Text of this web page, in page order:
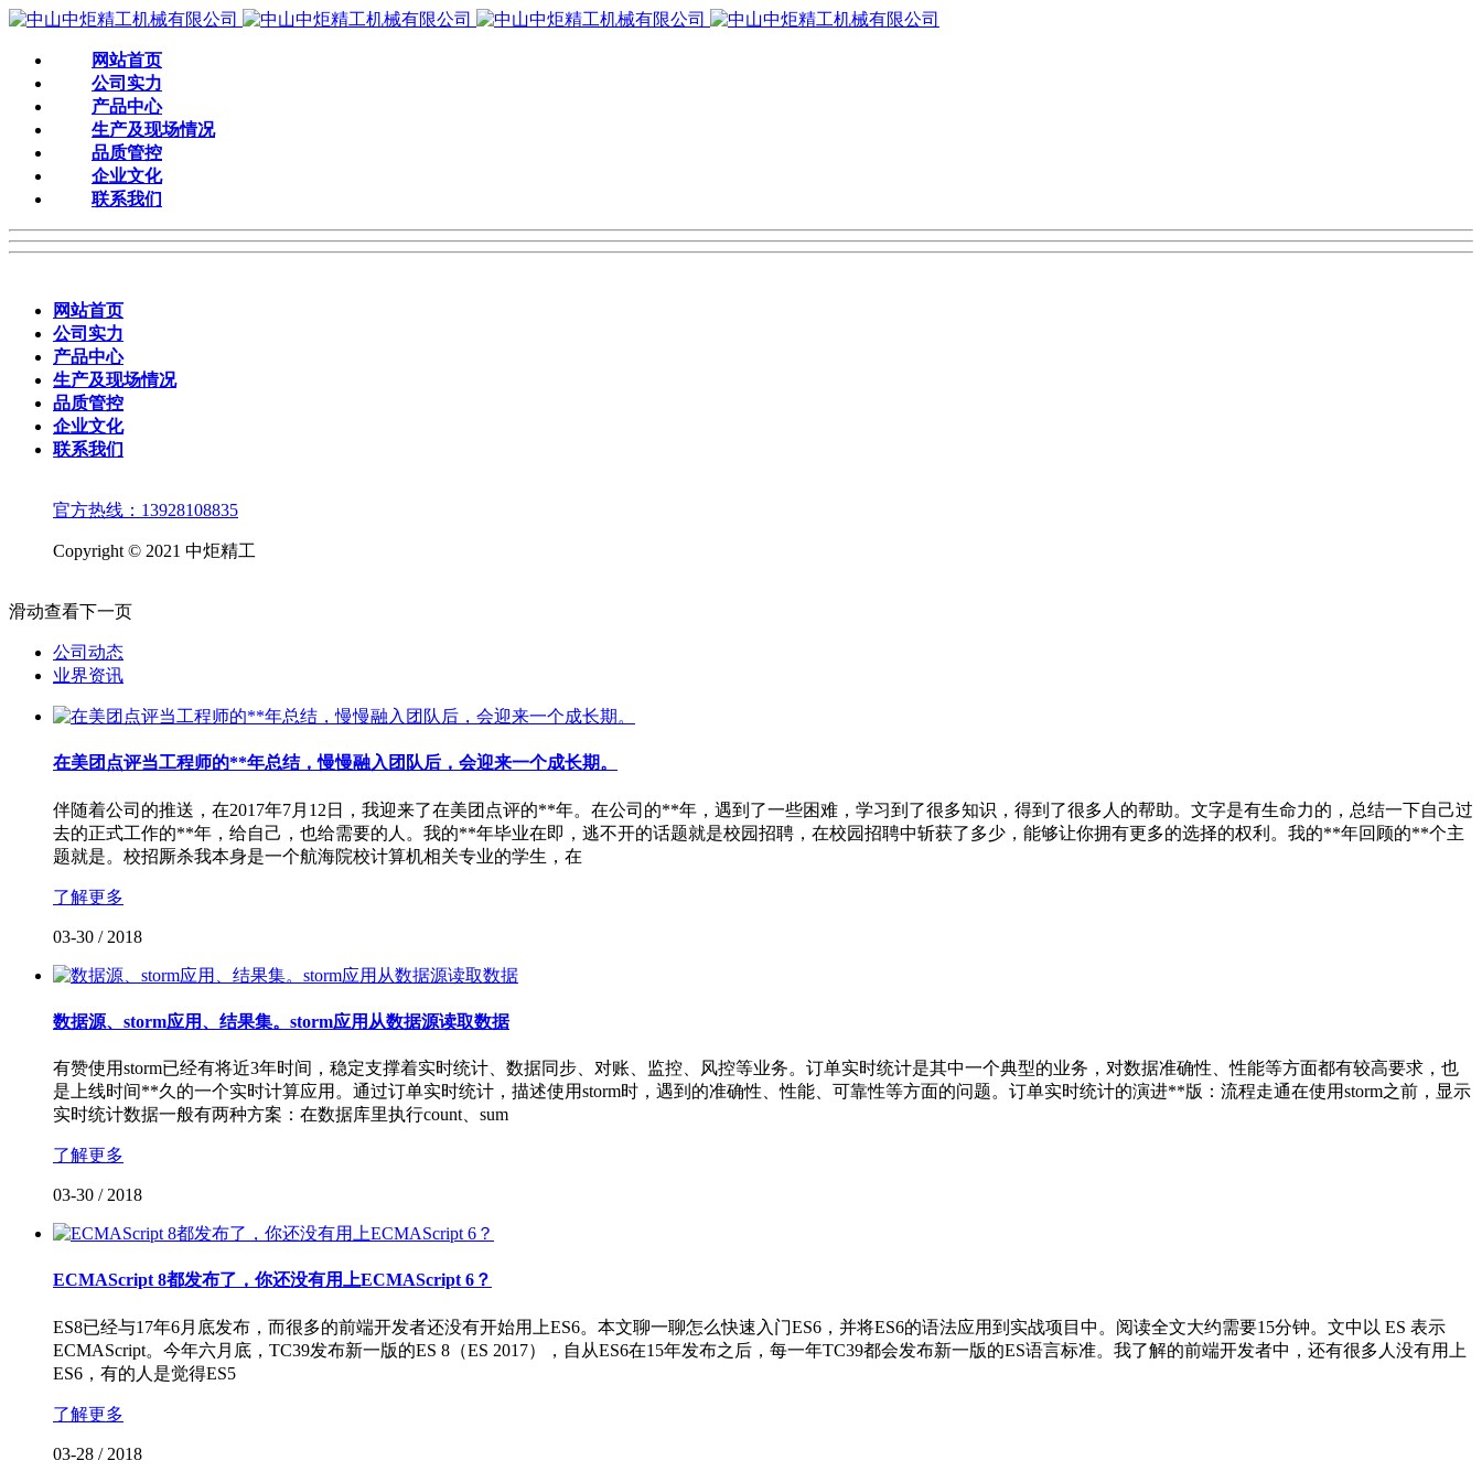
网站首页
公司实力
产品中心
生产及现场情况
品质管控
企业文化
联系我们
网站首页
公司实力
产品中心
生产及现场情况
品质管控
企业文化
联系我们
官方热线：13928108835
Copyright © 2021 中炬精工
滑动查看下一页
公司动态
业界资讯
在美团点评当工程师的**年总结，慢慢融入团队后，会迎来一个成长期。
伴随着公司的推送，在2017年7月12日，我迎来了在美团点评的**年。在公司的**年，遇到了一些困难，学习到了很多知识，得到了很多人的帮助。文字是有生命力的，总结一下自己过
去的正式工作的**年，给自己，也给需要的人。我的**年毕业在即，逃不开的话题就是校园招聘，在校园招聘中斩获了多少，能够让你拥有更多的选择的权利。我的**年回顾的**个主
题就是。校招厮杀我本身是一个航海院校计算机相关专业的学生，在
了解更多
03-30 / 2018
数据源、storm应用、结果集。storm应用从数据源读取数据
有赞使用storm已经有将近3年时间，稳定支撑着实时统计、数据同步、对账、监控、风控等业务。订单实时统计是其中一个典型的业务，对数据准确性、性能等方面都有较高要求，也
是上线时间**久的一个实时计算应用。通过订单实时统计，描述使用storm时，遇到的准确性、性能、可靠性等方面的问题。订单实时统计的演进**版：流程走通在使用storm之前，显示
实时统计数据一般有两种方案：在数据库里执行count、sum
了解更多
03-30 / 2018
ECMAScript 8都发布了，你还没有用上ECMAScript 6？
ES8已经与17年6月底发布，而很多的前端开发者还没有开始用上ES6。本文聊一聊怎么快速入门ES6，并将ES6的语法应用到实战项目中。阅读全文大约需要15分钟。文中以 ES 表示
ECMAScript。今年六月底，TC39发布新一版的ES 8（ES 2017），自从ES6在15年发布之后，每一年TC39都会发布新一版的ES语言标准。我了解的前端开发者中，还有很多人没有用上
ES6，有的人是觉得ES5
了解更多
03-28 / 2018